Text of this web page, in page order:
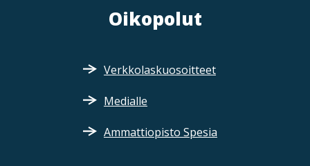
Oikopolut
Verkkolaskuosoitteet
Medialle
Ammattiopisto Spesia